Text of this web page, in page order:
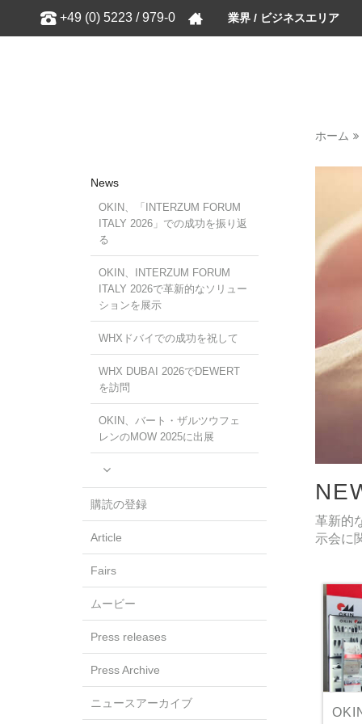
+49 (0) 5223 / 979-0 業界 / ビジネスエリア
ホーム
News
OKIN、「INTERZUM FORUM
ITALY 2026」での成功を振り返
る
OKIN、INTERZUM FORUM
ITALY 2026で革新的なソリュー
ションを展示
WHXドバイでの成功を祝して
WHX DUBAI 2026でDEWERT
を訪問
OKIN、バート・ザルツウフェ
レンのMOW 2025に出展
購読の登録
Article
Fairs
ムービー
Press releases
Press Archive
ニュースアーカイブ
革新的
示会に